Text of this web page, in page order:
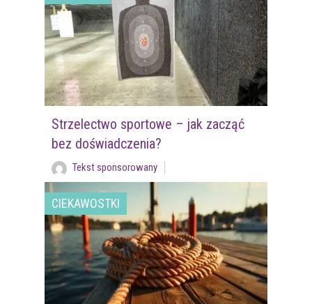
Strzelectwo sportowe – jak zacząć
bez doświadczenia?
Tekst sponsorowany
CIEKAWOSTKI